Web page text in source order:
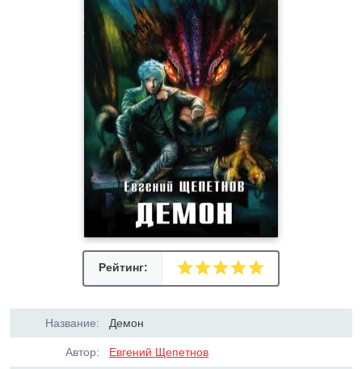
Рейтинг:
Название: Демон
Автор: Евгений Щепетнов